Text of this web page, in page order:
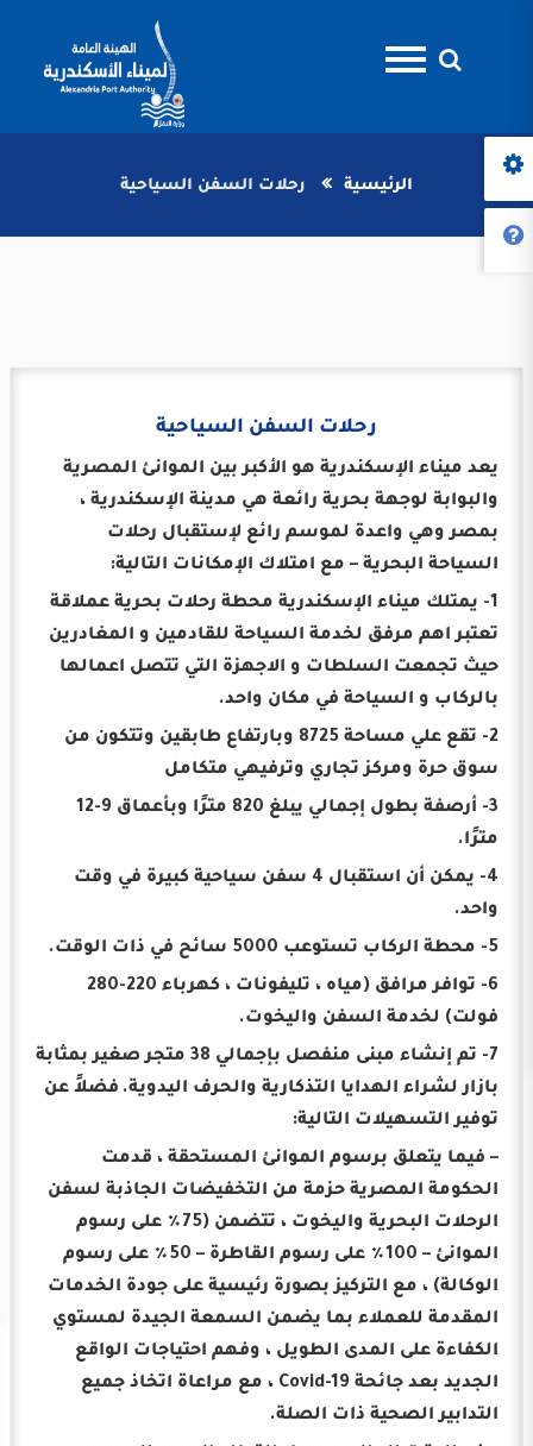
الرئيسية رحلات السفن السياحية
رحلات السفن السياحية
يعد ميناء الإسكندرية هو الأكبر بين الموانئ المصرية
والبوابة لوجهة بحرية رائعة هي مدينة الإسكندرية ،
بمصر وهي واعدة لموسم رائع لإستقبال رحلات
السياحة البحرية – مع امتلاك الإمكانات التالية:
1- يمتلك ميناء الإسكندرية محطة رحلات بحرية عملاقة
تعتبر اهم مرفق لخدمة السياحة للقادمين و المغادرين
حيث تجمعت السلطات و الاجهزة التي تتصل اعمالها
بالركاب و السياحة في مكان واحد.
2- تقع علي مساحة 8725 وبارتفاع طابقين وتتكون من
سوق حرة ومركز تجاري وترفيهي متكامل
3- أرصفة بطول إجمالي يبلغ 820 مترًا وبأعماق 9-12
مترًا.
4- يمكن أن استقبال 4 سفن سياحية كبيرة في وقت
واحد.
5- محطة الركاب تستوعب 5000 سائح في ذات الوقت.
6- توافر مرافق (مياه ، تليفونات ، كهرباء 220-280
فولت) لخدمة السفن واليخوت.
7- تم إنشاء مبنى منفصل بإجمالي 38 متجر صغير بمثابة
بازار لشراء الهدايا التذكارية والحرف اليدوية. فضلاً عن
توفير التسهيلات التالية:
– فيما يتعلق برسوم الموانئ المستحقة ، قدمت
الحكومة المصرية حزمة من التخفيضات الجاذبة لسفن
الرحلات البحرية واليخوت ، تتضمن (75٪ على رسوم
الموانئ – 100٪ على رسوم القاطرة – 50٪ على رسوم
الوكالة) ، مع التركيز بصورة رئيسية على جودة الخدمات
المقدمة للعملاء بما يضمن السمعة الجيدة لمستوي
الكفاءة على المدى الطويل ، وفهم احتياجات الواقع
الجديد بعد جائحة Covid-19 ، مع مراعاة اتخاذ جميع
التدابير الصحية ذات الصلة.